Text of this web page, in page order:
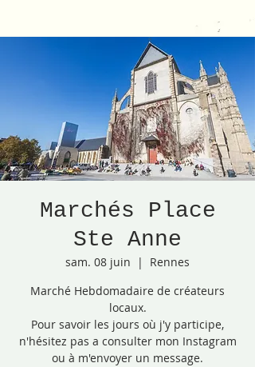
Marchés Place
Ste Anne
sam. 08 juin
  |
Rennes
Marché Hebdomadaire de créateurs
locaux.
Pour savoir les jours où j'y participe,
n'hésitez pas a consulter mon Instagram
ou à m'envoyer un message.